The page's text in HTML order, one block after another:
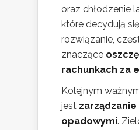
oraz chłodzenie
które decydują
rozwiązanie,
znaczące
rachunkach za
Kolejnym
jest
opadowymi.